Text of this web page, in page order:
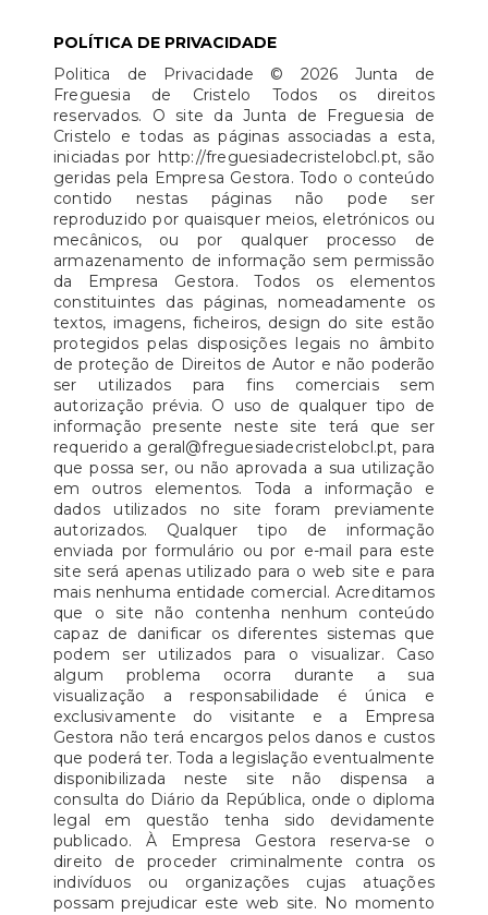
POLÍTICA DE PRIVACIDADE
Politica de Privacidade © 2026 Junta de
Freguesia de Cristelo Todos os direitos
reservados. O site da Junta de Freguesia de
Cristelo e todas as páginas associadas a esta,
iniciadas por http://freguesiadecristelobcl.pt, são
geridas pela Empresa Gestora. Todo o conteúdo
contido nestas páginas não pode ser
reproduzido por quaisquer meios, eletrónicos ou
mecânicos, ou por qualquer processo de
armazenamento de informação sem permissão
da Empresa Gestora. Todos os elementos
constituintes das páginas, nomeadamente os
textos, imagens, ficheiros, design do site estão
protegidos pelas disposições legais no âmbito
de proteção de Direitos de Autor e não poderão
ser utilizados para fins comerciais sem
autorização prévia. O uso de qualquer tipo de
informação presente neste site terá que ser
requerido a geral@freguesiadecristelobcl.pt, para
que possa ser, ou não aprovada a sua utilização
em outros elementos. Toda a informação e
dados utilizados no site foram previamente
autorizados. Qualquer tipo de informação
enviada por formulário ou por e-mail para este
site será apenas utilizado para o web site e para
mais nenhuma entidade comercial. Acreditamos
que o site não contenha nenhum conteúdo
capaz de danificar os diferentes sistemas que
podem ser utilizados para o visualizar. Caso
algum problema ocorra durante a sua
visualização a responsabilidade é única e
exclusivamente do visitante e a Empresa
Gestora não terá encargos pelos danos e custos
que poderá ter. Toda a legislação eventualmente
disponibilizada neste site não dispensa a
consulta do Diário da República, onde o diploma
legal em questão tenha sido devidamente
publicado. À Empresa Gestora reserva-se o
direito de proceder criminalmente contra os
indivíduos ou organizações cujas atuações
possam prejudicar este web site. No momento